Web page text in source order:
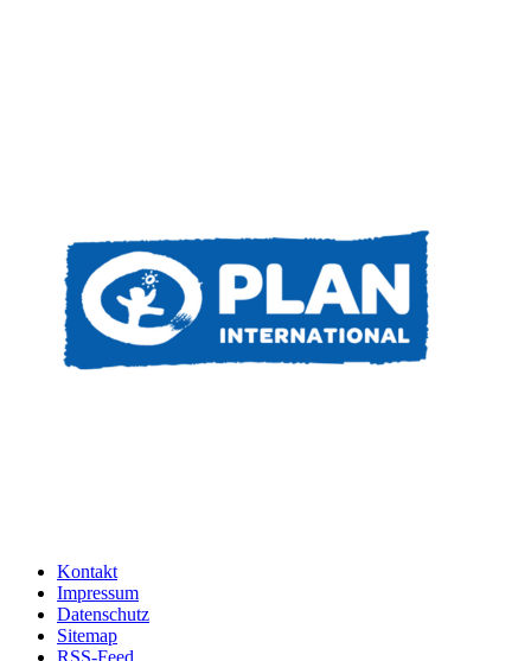
Kontakt
Impressum
Datenschutz
Sitemap
RSS-Feed